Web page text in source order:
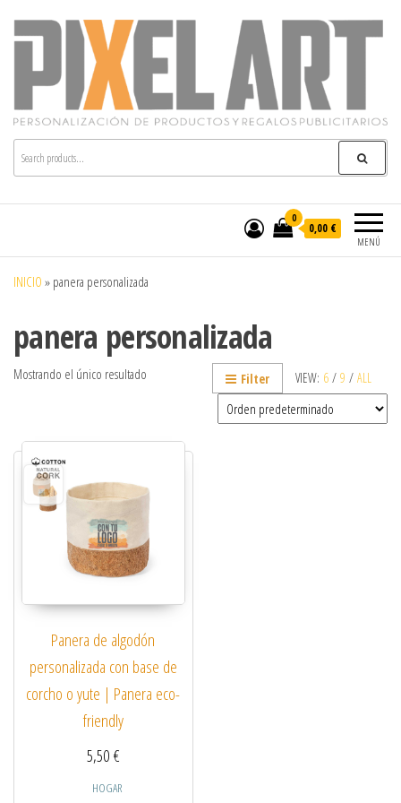
Pixelart
Especialistas en textil publicitario y regalos
personalizados en móstoles
MENÚ
0
0,00 €
INICIO » panera personalizada
panera personalizada
VIEW: 6 / 9 / ALL
Filter
Mostrando el único resultado
Panera de algodón
personalizada con base de
corcho o yute | Panera eco-
friendly
5,50€
HOGAR